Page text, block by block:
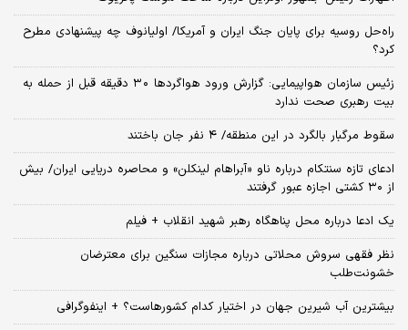
راه‌حل روسیه برای پایان جنگ ایران و آمریکا/ اولیانوف چه پیشنهادی مطرح
کرد؟
زئیس سازمان هواپیمایی: گزارش ورود هواگردها ٣٠ دقیقه قبل از حمله به
بیت رهبری صحت ندارد
سقوط مرگبار بالگرد در این منطقه/ ۴ نفر جان باختند
ادعای تازه سنتکام درباره ناو «آبراهام لینکلن» و محاصره دریایی ایران/ بیش
از ۳۰ کشتی اجازه عبور گرفتند
یک ادعا درباره محل پناهگاه‌ رهبر شهید انقلاب + فیلم
نظر فقهی سروش محلاتی درباره مجازات سنگین برای معترضان
خشونت‌طلب
بیشترین آب شیرین جهان در اختیار کدام کشورهاست؟ + اینفوگرافی